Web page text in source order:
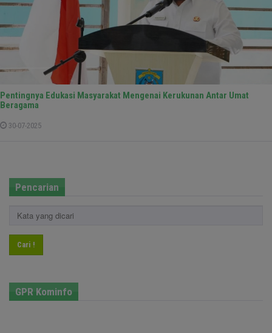
Pentingnya Edukasi Masyarakat Mengenai Kerukunan Antar Umat
Beragama
30-07-2025
Pencarian
Cari !
GPR Kominfo